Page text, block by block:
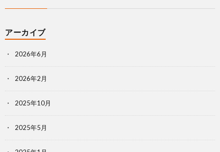
アーカイブ
2026年6月
2026年2月
2025年10月
2025年5月